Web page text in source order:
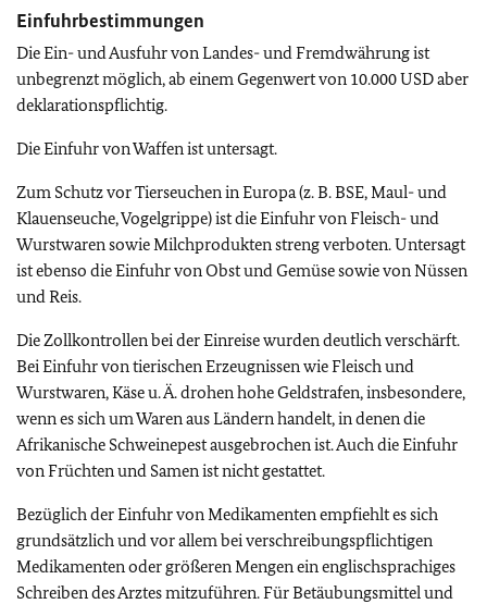
Einfuhrbestimmungen
Die Ein- und Ausfuhr von Landes- und Fremdwährung ist
unbegrenzt möglich, ab einem Gegenwert von 10.000 USD aber
deklarationspflichtig.
Die Einfuhr von Waffen ist untersagt.
Zum Schutz vor Tierseuchen in Europa (z. B. BSE, Maul- und
Klauenseuche, Vogelgrippe) ist die Einfuhr von Fleisch- und
Wurstwaren sowie Milchprodukten streng verboten. Untersagt
ist ebenso die Einfuhr von Obst und Gemüse sowie von Nüssen
und Reis.
Die Zollkontrollen bei der Einreise wurden deutlich verschärft.
Bei Einfuhr von tierischen Erzeugnissen wie Fleisch und
Wurstwaren, Käse u. Ä. drohen hohe Geldstrafen, insbesondere,
wenn es sich um Waren aus Ländern handelt, in denen die
Afrikanische Schweinepest ausgebrochen ist. Auch die Einfuhr
von Früchten und Samen ist nicht gestattet.
Bezüglich der Einfuhr von Medikamenten empfiehlt es sich
grundsätzlich und vor allem bei verschreibungspflichtigen
Medikamenten oder größeren Mengen ein englischsprachiges
Schreiben des Arztes mitzuführen. Für Betäubungsmittel und